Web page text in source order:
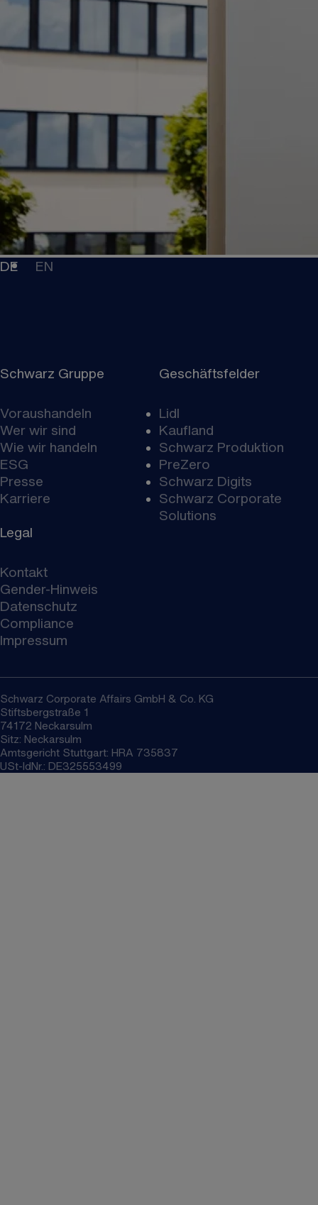
DE EN
Schwarz Gruppe
Voraushandeln
Wer wir sind
Wie wir handeln
ESG
Presse
Karriere
Geschäftsfelder
Lidl
Kaufland
Schwarz Produktion
PreZero
Schwarz Digits
Schwarz Corporate
Solutions
Legal
Kontakt
Gender-Hinweis
Datenschutz
Compliance
Impressum
Schwarz Corporate Affairs GmbH & Co. KG
Stiftsbergstraße 1
74172 Neckarsulm
Sitz: Neckarsulm
Amtsgericht Stuttgart: HRA 735837
USt-IdNr.: DE325553499